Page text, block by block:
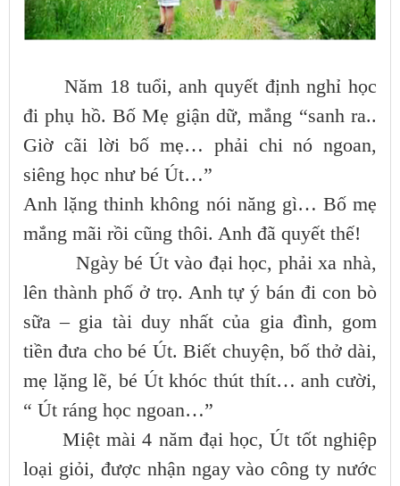
Năm 18 tuổi, anh quyết định nghỉ học
đi phụ hồ. Bố Mẹ giận dữ, mắng “sanh ra..
Giờ cãi lời bố mẹ… phải chi nó ngoan,
siêng học như bé Út…”
Anh lặng thinh không nói năng gì… Bố mẹ
mắng mãi rồi cũng thôi. Anh đã quyết thế!
Ngày bé Út vào đại học, phải xa nhà,
lên thành phố ở trọ. Anh tự ý bán đi con bò
sữa – gia tài duy nhất của gia đình, gom
tiền đưa cho bé Út. Biết chuyện, bố thở dài,
mẹ lặng lẽ, bé Út khóc thút thít… anh cười,
“ Út ráng học ngoan…”
Miệt mài 4 năm đại học, Út tốt nghiệp
loại giỏi, được nhận ngay vào công ty nước